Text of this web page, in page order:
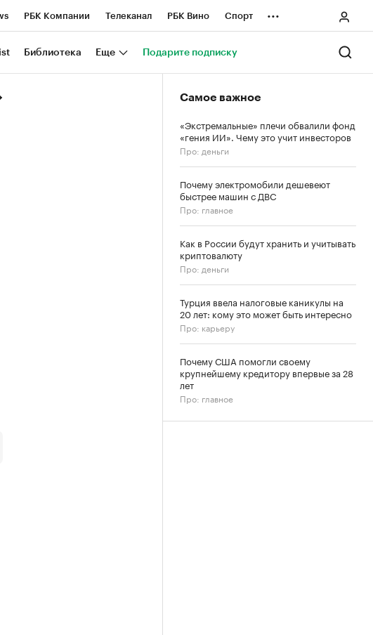
РБК Компании Телеканал РБК Вино Спорт
Национальные проекты Город
...
Библиотека Еще Подарите подписку
Самое важное
«Экстремальные» плечи обвалили фонд
«гения ИИ». Чему это учит инвесторов
Про: деньги
Почему электромобили дешевеют
быстрее машин с ДВС
Про: главное
Как в России будут хранить и учитывать
криптовалюту
Про: деньги
Турция ввела налоговые каникулы на
20 лет: кому это может быть интересно
Про: карьеру
Почему США помогли своему
крупнейшему кредитору впервые за 28
лет
Про: главное